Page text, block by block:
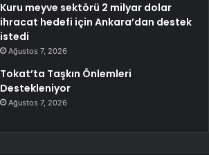
Kuru meyve sektörü 2 milyar dolar
ihracat hedefi için Ankara’dan destek
istedi
Ağustos 7, 2026
Tokat’ta Taşkın Önlemleri
Destekleniyor
Ağustos 7, 2026